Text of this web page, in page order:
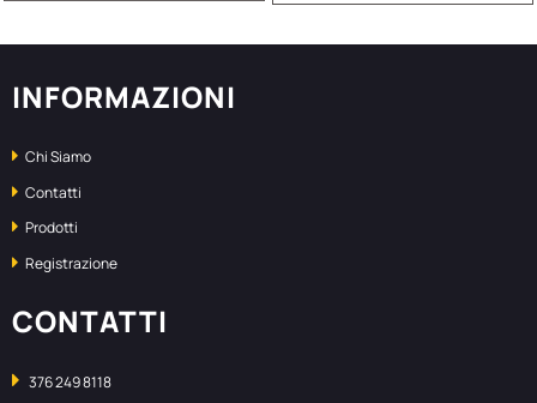
INFORMAZIONI
Chi Siamo
Contatti
Prodotti
Registrazione
CONTATTI
376 249 8118